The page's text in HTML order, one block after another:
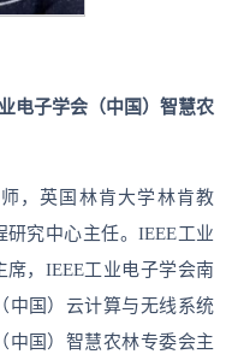
电子学会（中国）智慧农
，英国林肯大学林肯教
究中心主任。IEEE工业
，IEEE工业电子学会南
中国）云计算与无线系统
中国）智慧农林专委会主